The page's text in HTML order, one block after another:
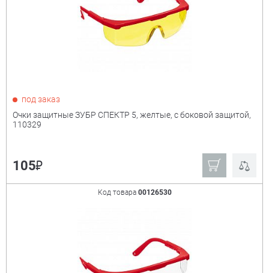
под заказ
Очки защитные ЗУБР СПЕКТР 5, желтые, с боковой защитой,
110329
105₽
Код товара 00126530